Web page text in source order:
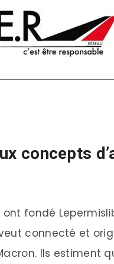
concepts
ont fondé
connecté et
Ils estiment